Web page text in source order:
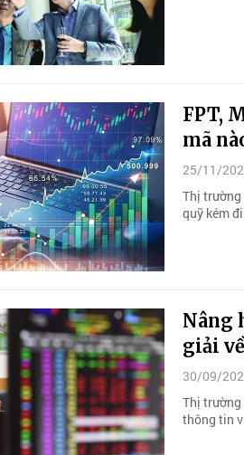
FPT,
mã
25/11/
Thị trường
quỹ kém
Nâng
giải
30/09/
Thị
thông tin